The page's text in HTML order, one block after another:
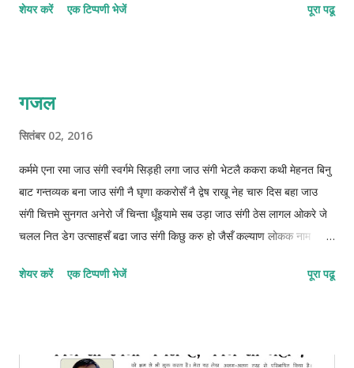
शेयर करें एक टिप्पणी भेजें पूरा पढू
गजल
सितंबर 02, 2016
कर्ममे एना रमा जाउ संगी स्वर्गमे सिड़ही लगा जाउ संगी भेटलै ककरा कथी मेहनत बिनु
बाट गन्तव्यक बना जाउ संगी नै घृणा ककरोसँ नै द्वेष राखू नेह चारु दिस बहा जाउ
संगी चित्तमे सुनगत अनेरो जँ चिन्ता धूँइयामे सब उड़ा जाउ संगी ठेस लागल ओकरे जे
चलल नित डेग उत्साहसँ बढा जाउ संगी किछु करु हो जैसँ कल्याण लोकक नाम
फाइलुन–मुस्तफइलुन–फाइलातुन © कुन्दन कुमार कर्ण
शेयर करें एक टिप्पणी भेजें पूरा पढू